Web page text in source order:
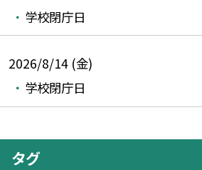
学校閉庁日
2026/8/14 (金)
学校閉庁日
タグ